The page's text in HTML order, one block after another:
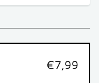
€7,99